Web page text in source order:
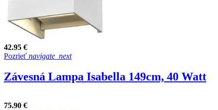
42.95 €
Pozrieť navigate_next
Závesná Lampa Isabella 149cm, 40 Watt
75.90 €